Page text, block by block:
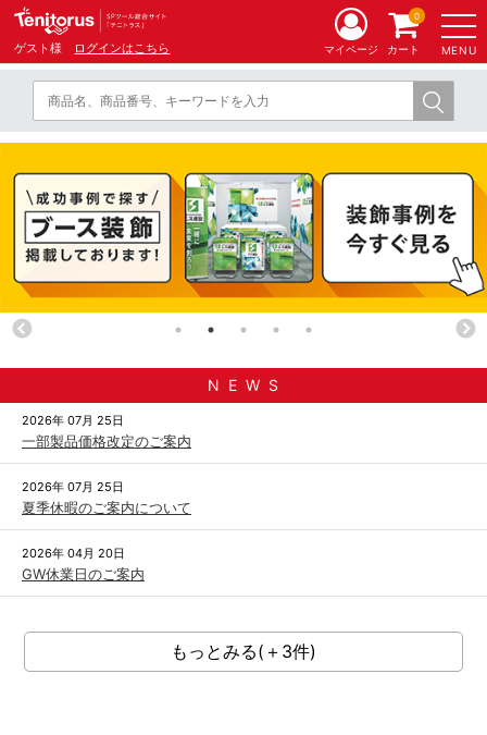
ゲスト様 ログインはこちら MENU
マイページ カート
0
N E W S
2026年 07月 25日
一部製品価格改定のご案内
2026年 07月 25日
夏季休暇のご案内について
2026年 04月 20日
GW休業日のご案内
もっとみる(＋3件)